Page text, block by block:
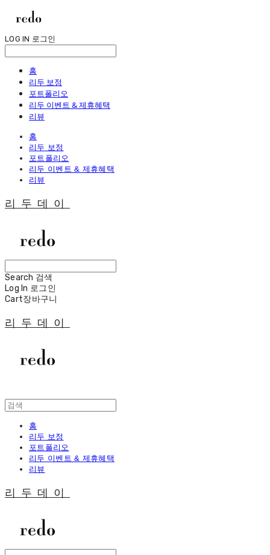
LOG IN 로그인
홈
리두 보정
포트폴리오
리두 이벤트 & 제휴혜택
리뷰
홈
리두 보정
포트폴리오
리두 이벤트 & 제휴혜택
리뷰
리두데이
Search 검색
Log In 로그인
Cart장바구니
리두데이
홈
리두 보정
포트폴리오
리두 이벤트 & 제휴혜택
리뷰
리두데이